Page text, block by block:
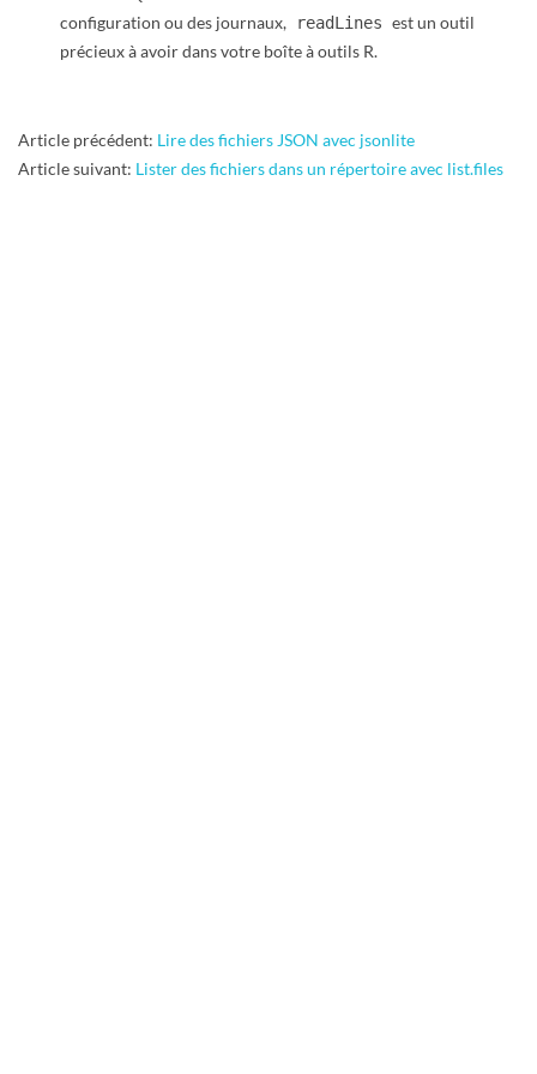
configuration ou des journaux,
readLines est un outil
précieux à avoir dans votre boîte à outils R.
2024-
12-
Article précédent: Lire des fichiers JSON avec jsonlite
Article suivant: Lister des fichiers dans un répertoire avec list.files